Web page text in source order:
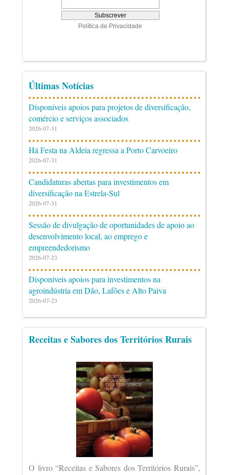
Últimas Notícias
Disponíveis apoios para projetos de diversificação,
comércio e serviços associados
2026-07-31
Há Festa na Aldeia regressa a Porto Carvoeiro
2026-07-31
Candidaturas abertas para investimentos em
diversificação na Estrela-Sul
2026-07-31
Sessão de divulgação de oportunidades de apoio ao
desenvolvimento local, ao emprego e
empreendedorismo
2026-07-23
Disponíveis apoios para investimentos na
agroindústria em Dão, Lafões e Alto Paiva
2026-07-23
Receitas e Sabores dos Territórios Rurais
O livro “Receitas e Sabores dos Territórios Rurais”,